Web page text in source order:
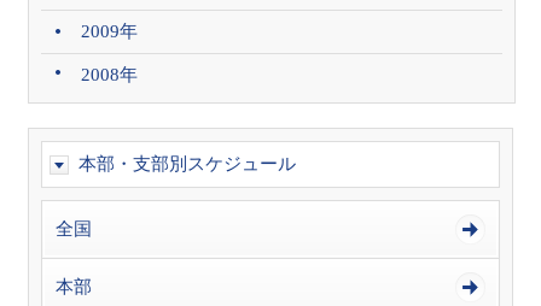
2009年
2008年
本部・支部別スケジュール
全国
本部